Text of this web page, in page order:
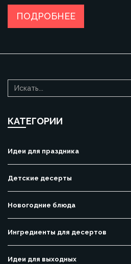
волшебного вечера. Сделайте
помощью подбора блюд,
ПОДРОБНЕЕ
КАТЕГОРИИ
Идеи для праздника
Детские десерты
Новогодние блюда
Ингредиенты для десертов
Идеи для выходных